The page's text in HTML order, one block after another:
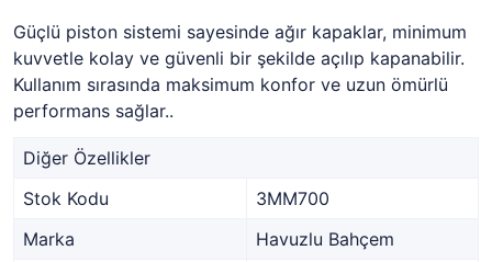
Güçlü piston sistemi sayesinde ağır kapaklar, minimum
kuvvetle kolay ve güvenli bir şekilde açılıp kapanabilir.
Kullanım sırasında maksimum konfor ve uzun ömürlü
performans sağlar..
Diğer Özellikler
Stok Kodu
3MM700
Marka
Havuzlu Bahçem